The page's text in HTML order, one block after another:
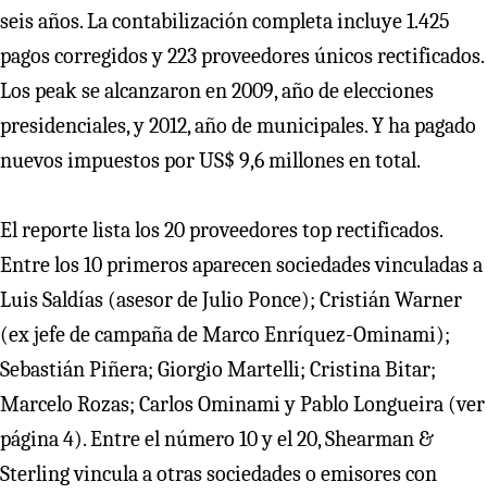
seis años. La contabilización completa incluye 1.425
pagos corregidos y 223 proveedores únicos rectificados.
Los peak se alcanzaron en 2009, año de elecciones
presidenciales, y 2012, año de municipales. Y ha pagado
nuevos impuestos por US$ 9,6 millones en total.
El reporte lista los 20 proveedores top rectificados.
Entre los 10 primeros aparecen sociedades vinculadas a
Luis Saldías (asesor de Julio Ponce); Cristián Warner
(ex jefe de campaña de Marco Enríquez-Ominami);
Sebastián Piñera; Giorgio Martelli; Cristina Bitar;
Marcelo Rozas; Carlos Ominami y Pablo Longueira (ver
página 4). Entre el número 10 y el 20, Shearman &
Sterling vincula a otras sociedades o emisores con